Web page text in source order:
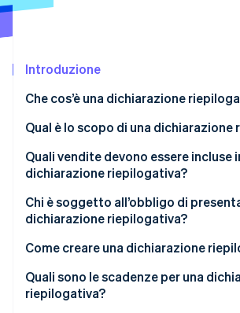
Scopri cosa ti aspetta
Atlas
Rimozione del carbonio
Identity
Verifica online dell'identità
Stripe Sessions 2026
Scopri come Stripe sta
Guarda ora
Introduzione
Che cos’è una dichiarazione
Qual è lo scopo di una dichiarazione
Quali vendite devono essere incluse
dichiarazione riepilogativa?
Chi è soggetto all’obbligo di
dichiarazione riepilogativa?
Come creare una dichiarazione
Dichiarazioni riepilogative tramite il
Quali sono le scadenze per una
riepilogativa?